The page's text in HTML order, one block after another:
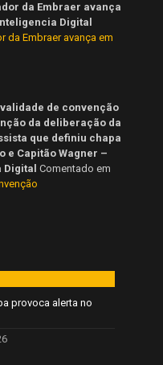
da Embraer avança
Digital
da Embraer avança em
de convenção
da deliberação da
que definiu chapa
e Capitão Wagner –
Comentado em
provoca alerta no